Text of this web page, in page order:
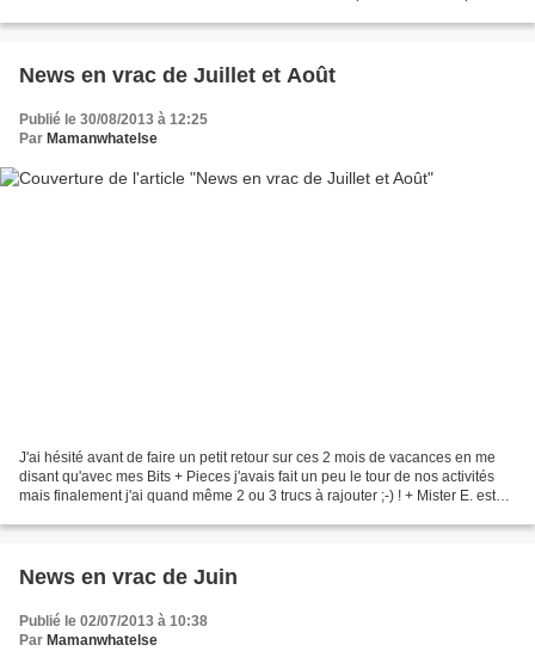
News en vrac de Juillet et Août
Publié le 30/08/2013 à 12:25
Par Mamanwhatelse
J'ai hésité avant de faire un petit retour sur ces 2 mois de vacances en me
disant qu'avec mes Bits + Pieces j'avais fait un peu le tour de nos activités
mais finalement j'ai quand même 2 ou 3 trucs à rajouter ;-) ! + Mister E. est
News en vrac de Juin
Publié le 02/07/2013 à 10:38
Par Mamanwhatelse